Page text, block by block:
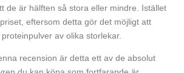
de är hälften så stora eller mindre. Istället
eftersom detta gör det möjligt att
av olika storlekar.
recension är detta ett av de absolut